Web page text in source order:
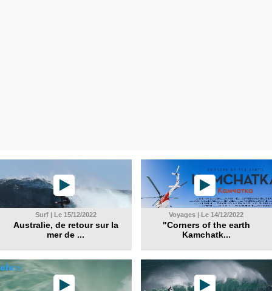
Surf | Le 15/12/2022
Australie, de retour sur la
mer de ...
Voyages | Le 14/12/2022
"Corners of the earth
Kamchatk...